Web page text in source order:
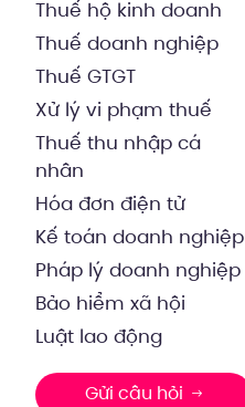
Thuế hộ kinh doanh
Thuế doanh nghiệp
Thuế GTGT
Xử lý vi phạm thuế
Thuế thu nhập cá
nhân
Hóa đơn điện tử
Kế toán doanh nghiệp
Pháp lý doanh nghiệp
Bảo hiểm xã hội
Luật lao động
Gửi câu hỏi